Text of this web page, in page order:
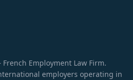
Employment Law Firm.
employers operating in